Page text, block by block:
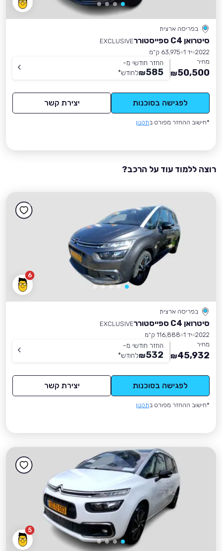
בפריסה ארצית
סיטרואן C4 ספייסטורר
EXCLUSIVE
2022 יד 1
63,975 ק״מ
מחיר
50,500
₪
החזר חודשי מ-
585
₪לחודש*
לפגישה בסוכנות יצירת קשר
*חישוב ההחזר מפורט בתקנון
רוצה ללמוד עוד על הרכב?
6
בפריסה ארצית
סיטרואן C4 ספייסטורר
EXCLUSIVE
2022 יד 1
116,888 ק״מ
מחיר
45,932
₪
החזר חודשי מ-
532
₪לחודש*
לפגישה בסוכנות יצירת קשר
*חישוב ההחזר מפורט בתקנון
5